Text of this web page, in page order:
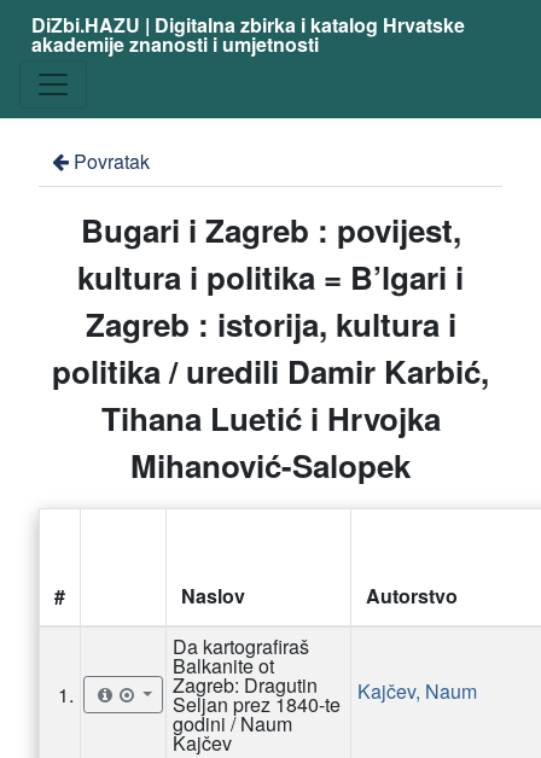
DiZbi.HAZU | Digitalna zbirka i katalog Hrvatske
akademije znanosti i umjetnosti
Povratak
Bugari i Zagreb : povijest,
kultura i politika = B’lgari i
Zagreb : istorija, kultura i
politika / uredili Damir Karbić,
Tihana Luetić i Hrvojka
Mihanović-Salopek
# Naslov Autorstvo
1.
Da kartografiraš
Balkanite ot
Zagreb: Dragutin
Seljan prez 1840-te
godini / Naum
Kajčev
Kajčev, Naum